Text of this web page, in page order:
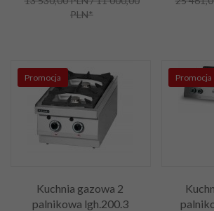
PLN*
Promocja
Kuchnia gazowa 2
palnikowa lgh.200.3
Promocja